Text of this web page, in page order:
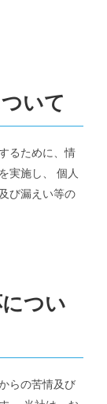
いて
るために、情
実施し、 個人
び漏えい等の
つい
らの苦情及び